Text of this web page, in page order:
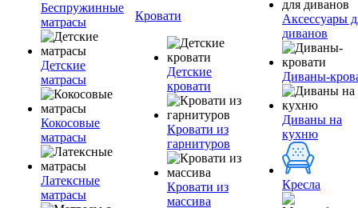
Беспружинные
матрасы
Детские
матрасы
Кокосовые
матрасы
Латексные
матрасы
Кровати
Детские
кровати
Кровати из
гарнитуров
Кровати из
массива
Аксессуары
диванов
Диваны-
Диваны на
кухню
Кресла